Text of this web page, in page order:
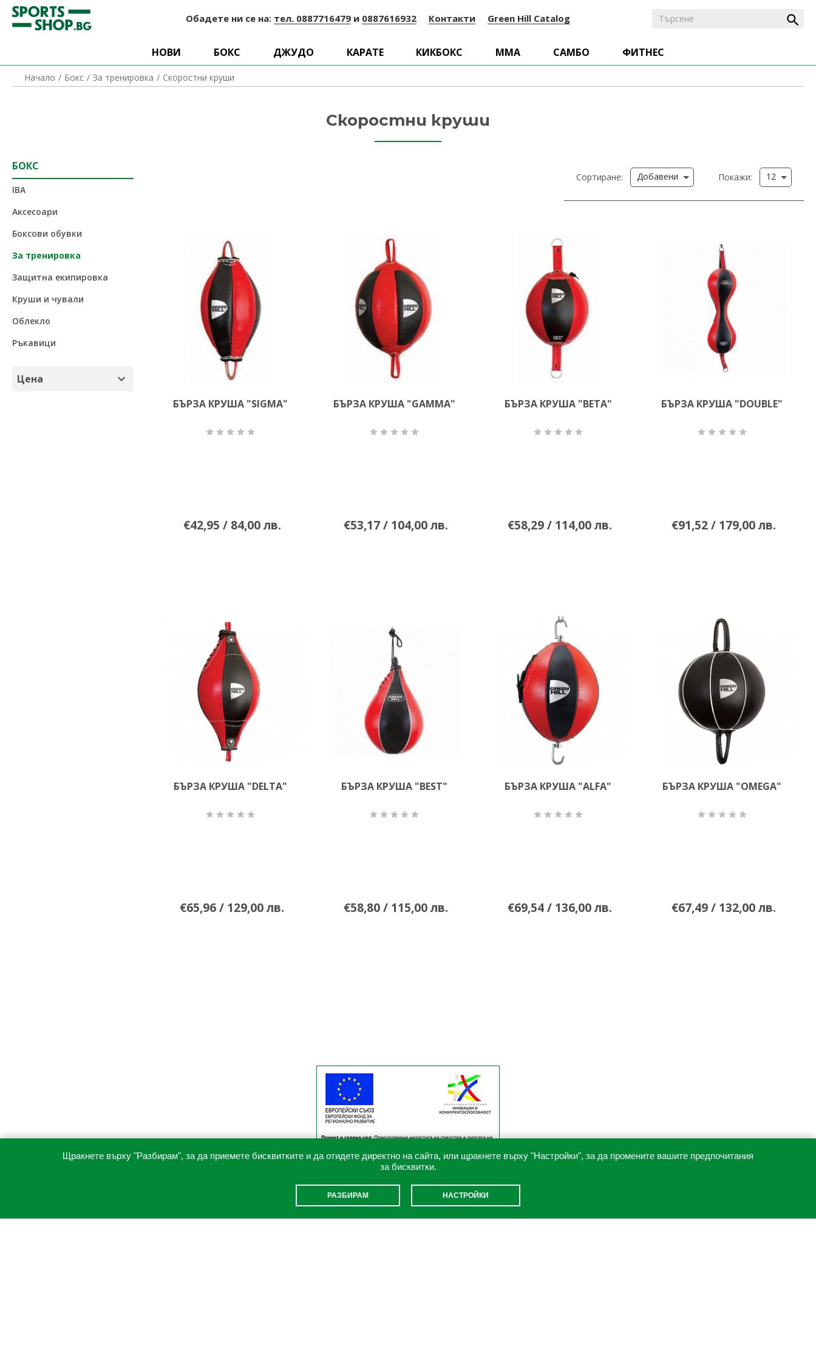
Обадете ни се на: тел. 0887716479и 0887616932 Контакти Green Hill Catalog
НОВИ БОКС ДЖУДО КАРАТЕ КИКБОКС ММА САМБО ФИТНЕС
Начало Бокс За тренировка Скоростни круши
Скоростни круши
БОКС
IBA
Аксесоари
Боксови обувки
За тренировка
Защитна екипировка
Круши и чували
Облекло
Ръкавици
Цена
Сортиране: Добавени Покажи: 12
БЪРЗА КРУША "SIGMA"
€42,95 / 84,00 лв.
БЪРЗА КРУША "GAMMA"
€53,17 / 104,00 лв.
БЪРЗА КРУША "BETA"
€58,29 / 114,00 лв.
БЪРЗА КРУША "DOUBLE"
€91,52 / 179,00 лв.
БЪРЗА КРУША "DELTA"
€65,96 / 129,00 лв.
БЪРЗА КРУША "BEST"
€58,80 / 115,00 лв.
БЪРЗА КРУША "ALFA"
€69,54 / 136,00 лв.
БЪРЗА КРУША "OMEGA"
€67,49 / 132,00 лв.
Щракнете върху "Разбирам", за да приемете бисквитките и да отидете директно на сайта, или щракнете върху "Настройки", за да промените вашите предпочитания
за бисквитки.
РАЗБИРАМ НАСТРОЙКИ